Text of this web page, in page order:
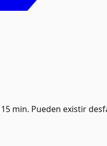
min. Pueden existir